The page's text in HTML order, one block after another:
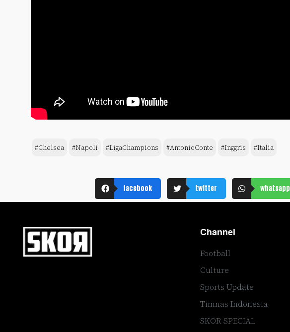
#Chelsea #Napoli #LigaChampions #AntonioConte #Inggris #Italia
facebook twitter whatsapp
Channel
Football
Culture
Sports Update
Timnas Indonesia
SKOR SPECIAL